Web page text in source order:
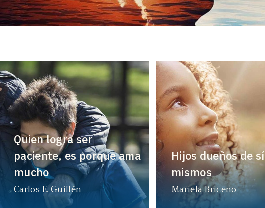
Quien logra ser
paciente, es porque ama
mucho
Carlos E. Guillén
Hijos dueños de sí
mismos
Mariela Briceño